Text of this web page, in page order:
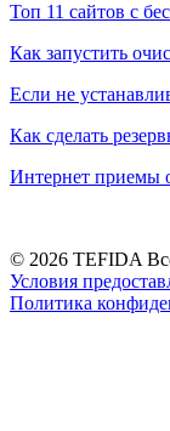
Топ 11 сайтов с
Как запустить
Если не
Как сделать
Интернет приемы
© 2026 TEFIDA
Условия
Политика